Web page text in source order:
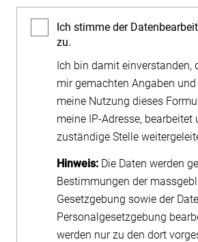
Ich stimme der
zu.
Ich bin damit einverstanden,
mir gemachten Angaben und
meine Nutzung dieses
meine IP-Adresse, bearbeitet
zuständige Stelle
Hinweis:Die Daten werden
Bestimmungen der
Gesetzgebung sowie der
Personalgesetzgebung
werden nur zu den dort